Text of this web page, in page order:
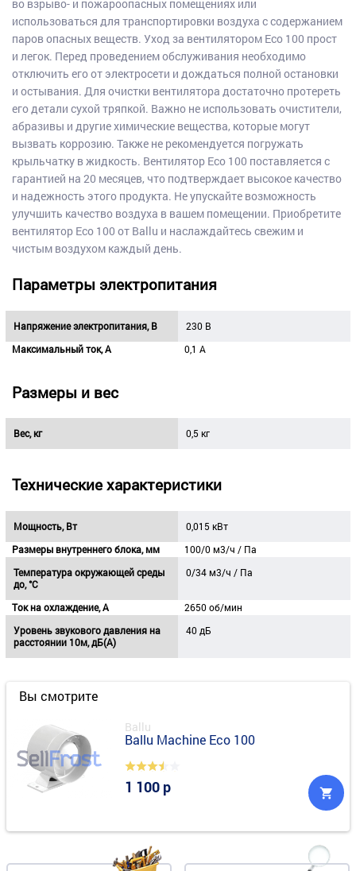
во взрыво- и пожароопасных помещениях или
использоваться для транспортировки воздуха с содержанием
паров опасных веществ. Уход за вентилятором Eco 100 прост
и легок. Перед проведением обслуживания необходимо
отключить его от электросети и дождаться полной остановки
и остывания. Для очистки вентилятора достаточно протереть
его детали сухой тряпкой. Важно не использовать очистители,
абразивы и другие химические вещества, которые могут
вызвать коррозию. Также не рекомендуется погружать
крыльчатку в жидкость. Вентилятор Eco 100 поставляется с
гарантией на 20 месяцев, что подтверждает высокое качество
и надежность этого продукта. Не упускайте возможность
улучшить качество воздуха в вашем помещении. Приобретите
вентилятор Eco 100 от Ballu и наслаждайтесь свежим и
чистым воздухом каждый день.
Параметры электропитания
Напряжение электропитания, В
230 B
Максимальный ток, А
0,1 А
Размеры и вес
Вес, кг 0,5 кг
Технические характеристики
Мощность, Вт
0,015 кВт
Размеры внутреннего блока, мм
100/0 м3/ч / Па
Температура окружающей среды
до, °C
0/34 м3/ч / Па
Ток на охлаждение, А
2650 об/мин
Уровень звукового давления на
расстоянии 10м, дБ(А)
40 дБ
Вы смотрите
Ballu
Ballu Machine Eco 100
1 100 р